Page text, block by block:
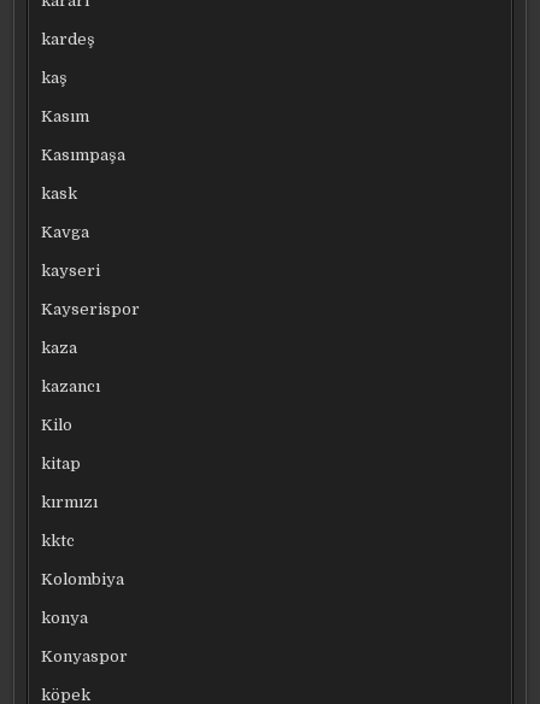
kardeş
kaş
Kasım
Kasımpaşa
kask
Kavga
kayseri
Kayserispor
kaza
kazancı
Kilo
kitap
kırmızı
kktc
Kolombiya
konya
Konyaspor
köpek